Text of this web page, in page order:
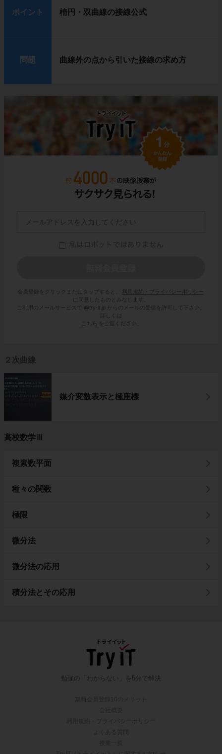
ポイント 楕円・双曲線の接線公式
問題 曲線外の点から引いた接線の求め方
会員登録をクリックまたはタップすると、
利用規約・プライバシーポリシー
に同意したものとみなします。
ご利用のメールサービスで @try-it.jp からのメールの受信を許可して下さい。
詳しくは
こちら
をご覧ください。
２次曲線
媒介変数表示と極座標
高校数学Ⅲ
複素数平面
種々の関数
極限
微分法
微分法の応用
積分法とその応用
勉強の「わからない」を5分で解決